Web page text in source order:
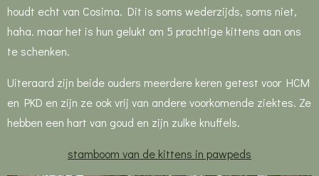
houdt echt van Cosima. Dit is soms wederzijds, soms niet,
haha. maar het is hun gelukt om 5 prachtige kittens aan ons
te schenken.
Uiteraard zijn beide ouders meerdere keren getest voor HCM
en PKD en zijn ze ook vrij van andere voorkomende ziektes. Ze
hebben een hart van goud en zijn zulke knuffels.
stamboom van de kittens in pawpeds